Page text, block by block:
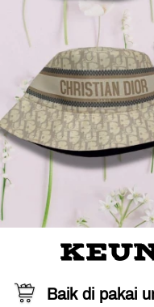
Baik di pakai